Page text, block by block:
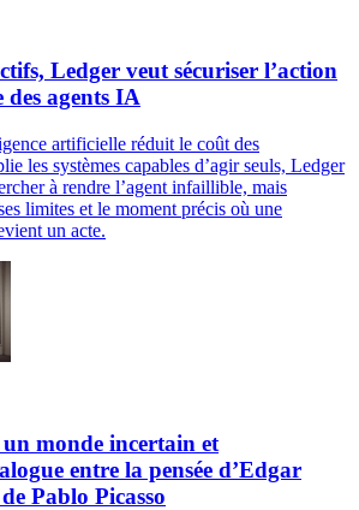
Ledger veut sécuriser l’action
des agents IA
artificielle réduit le coût des
les systèmes capables d’agir seuls, Ledger
à rendre l’agent infaillible, mais
limites et le moment précis où une
un acte.
monde incertain et
entre la pensée d’Edgar
Pablo Picasso